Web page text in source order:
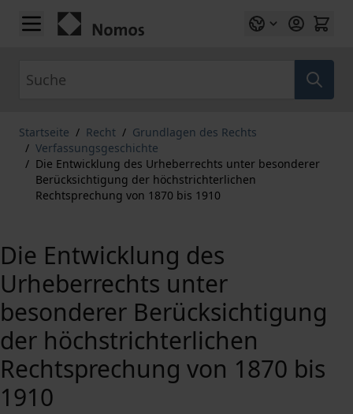
Zum Inhalt springen
Startseite / Recht / Grundlagen des Rechts
/ Verfassungsgeschichte
/ Die Entwicklung des Urheberrechts unter besonderer
Berücksichtigung der höchstrichterlichen
Rechtsprechung von 1870 bis 1910
Die Entwicklung des
Urheberrechts unter
besonderer Berücksichtigung
der höchstrichterlichen
Rechtsprechung von 1870 bis
1910